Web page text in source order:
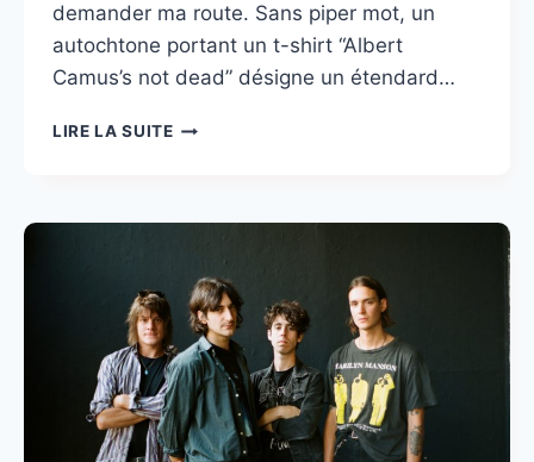
demander ma route. Sans piper mot, un
autochtone portant un t-shirt “Albert
Camus’s not dead” désigne un étendard…
LIRE LA SUITEFESTIVAL